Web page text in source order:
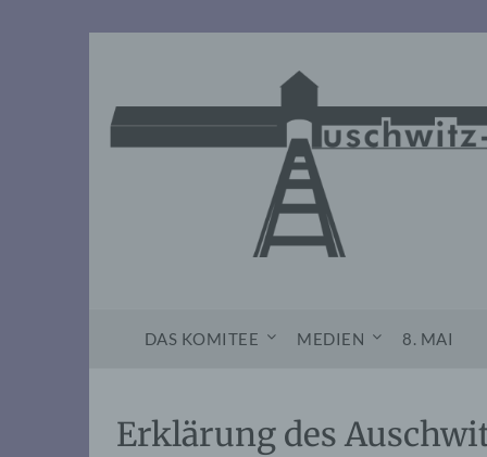
DAS KOMITEE MEDIEN 8. MAI
Erklärung des